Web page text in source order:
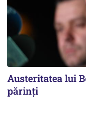
Austeritatea lui
părinți